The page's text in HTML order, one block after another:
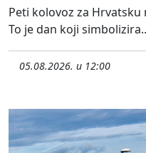
Peti kolovoz za
To je dan koji
05.08.2026. u 12:00